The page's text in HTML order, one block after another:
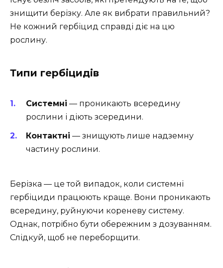
знищити берізку. Але як вибрати правильний?
Не кожний гербіцид справді діє на цю
рослину.
Типи гербіцидів
Системні — проникають всередину
рослини і діють зсередини.
Контактні — знищують лише надземну
частину рослини.
Берізка — це той випадок, коли системні
гербіциди працюють краще. Вони проникають
всередину, руйнуючи кореневу систему.
Однак, потрібно бути обережним з дозуванням.
Слідкуй, щоб не переборщити.